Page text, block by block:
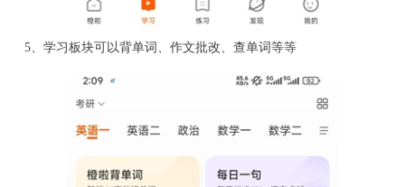
5、学习板块可以背单词、作文批改、查单词等等